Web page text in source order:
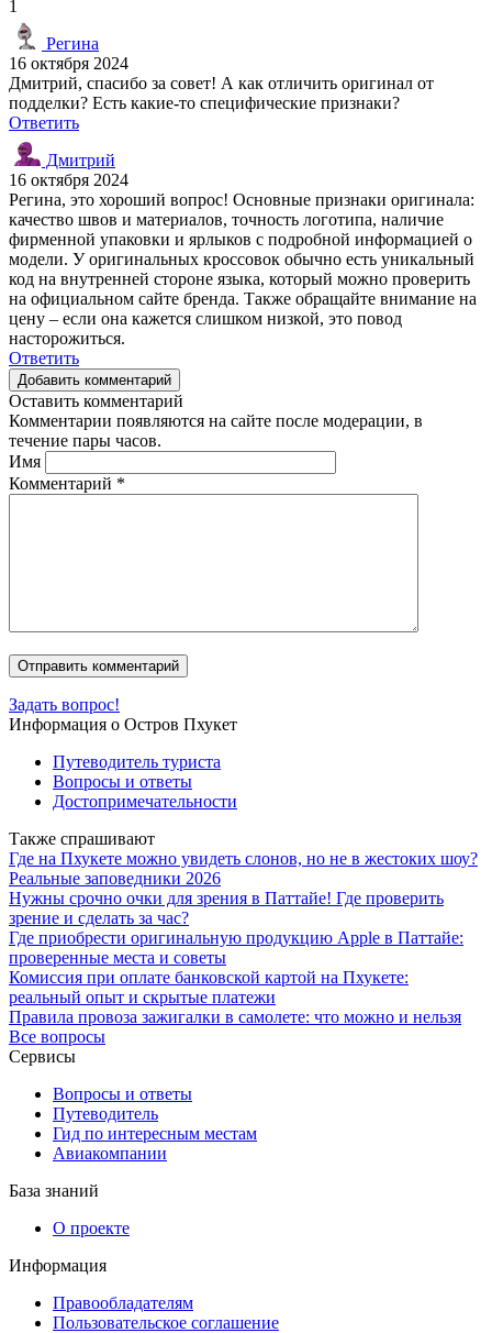
1
Регина
16 октября 2024
Дмитрий, спасибо за совет! А как отличить оригинал от
подделки? Есть какие-то специфические признаки?
Ответить
Дмитрий
16 октября 2024
Регина, это хороший вопрос! Основные признаки оригинала:
качество швов и материалов, точность логотипа, наличие
фирменной упаковки и ярлыков с подробной информацией о
модели. У оригинальных кроссовок обычно есть уникальный
код на внутренней стороне языка, который можно проверить
на официальном сайте бренда. Также обращайте внимание на
цену – если она кажется слишком низкой, это повод
насторожиться.
Ответить
Добавить комментарий
Оставить комментарий
Комментарии появляются на сайте после модерации, в
течение пары часов.
Имя
Комментарий *
Задать вопрос!
Информация о Остров Пхукет
Путеводитель туриста
Вопросы и ответы
Достопримечательности
Также спрашивают
Где на Пхукете можно увидеть слонов, но не в жестоких шоу?
Реальные заповедники 2026
Нужны срочно очки для зрения в Паттайе! Где проверить
зрение и сделать за час?
Где приобрести оригинальную продукцию Apple в Паттайе:
проверенные места и советы
Комиссия при оплате банковской картой на Пхукете:
реальный опыт и скрытые платежи
Правила провоза зажигалки в самолете: что можно и нельзя
Все вопросы
Сервисы
Вопросы и ответы
Путеводитель
Гид по интересным местам
Авиакомпании
База знаний
О проекте
Информация
Правообладателям
Пользовательское соглашение